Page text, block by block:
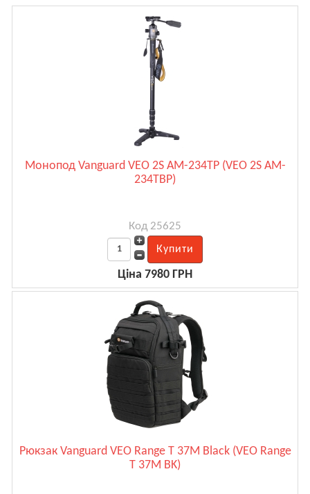
Монопод Vanguard VEO 2S AM-234TP (VEO 2S AM-
234TBP)
Код 25625
Ціна 7980 ГРН
Рюкзак Vanguard VEO Range T 37M Black (VEO Range
T 37M BK)